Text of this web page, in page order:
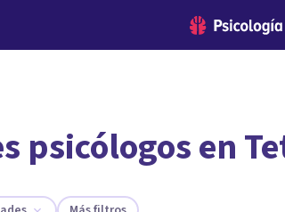
para encontrar el psicólogo
psicólogos en